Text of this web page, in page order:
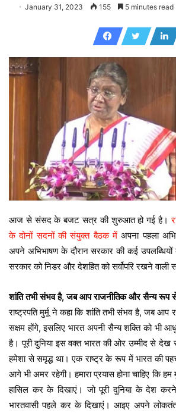
January 31, 2023 155 5 minutes read
आज से संसद के बजट सत्र की शुरुआत हो गई है।
के दोनों सदनों की संयुक्त बैठक में अपना पहला
अपने अभिभाषण के दौरान सरकार की कई उपलब्धियों
सरकार को निडर और देशहित को सर्वोपरि रखने वाली
शांति तभी संभव है, जब आप राजनीतिक और सैन्य रूप से
राष्ट्रपति मुर्मू ने कहा कि शांति तभी संभव है, जब
सक्षम होंगे, इसलिए भारत अपनी सैन्य शक्ति को भी
है। पूरी दुनिया इस वक्त भारत की ओर उम्मीद से देख
हमेशा से समृद्ध था। एक राष्ट्र के रूप में भारत की
आगे भी अमर रहेगी। हमारा प्रयास होना चाहिए कि
हासिल कर के दिखाएं। जो पूरी दुनिया के देश
भारतवासी पहले कर के दिखाएं। आइए अपने